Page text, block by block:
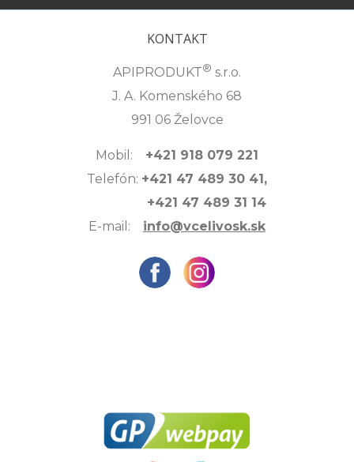
KONTAKT
APIPRODUKT® s.r.o.
J. A. Komenského 68
991 06 Želovce
Mobil: +421 918 079 221
Telefón: +421 47 489 30 41,
+421 47 489 31 14
E-mail: info@vcelivosk.sk